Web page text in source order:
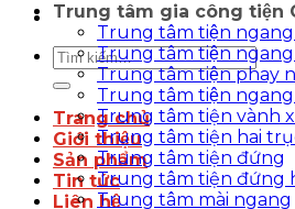
Tìm
kiếm:
Trang chủ
Giới thiệu
Sản phẩm
Tin tức
Liên hệ
Trung tâm gia công tiện
Trung tâm tiện
Trung tâm tiện
Trung tâm tiện phay
Trung tâm tiện
Trung tâm tiện vành
Trung tâm tiện hai
Trung tâm tiện đứng
Trung tâm tiện đứng
Trung tâm mài ngang